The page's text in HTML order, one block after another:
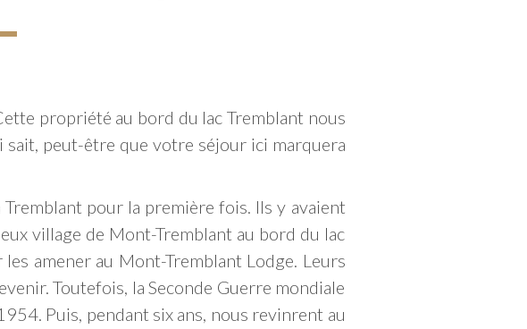
propriété au bord du lac Tremblant nous
sait, peut-être que votre séjour ici marquera
pour la première fois. Ils y avaient
village de Mont-Tremblant au bord du lac
amener au Mont-Tremblant Lodge. Leurs
Toutefois, la Seconde Guerre mondiale
Puis, pendant six ans, nous revinrent au